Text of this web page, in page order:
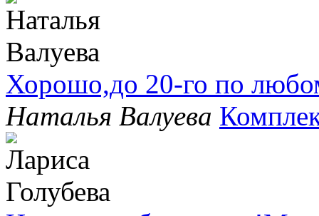
Хорошо,до 20-го по
Наталья Валуева